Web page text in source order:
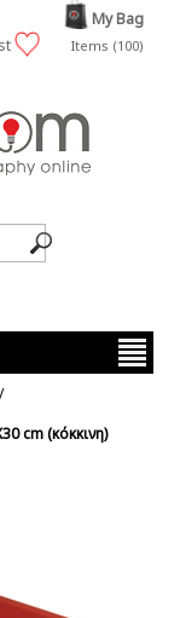
My Bag
Items (100)
/
cm (κόκκινη)